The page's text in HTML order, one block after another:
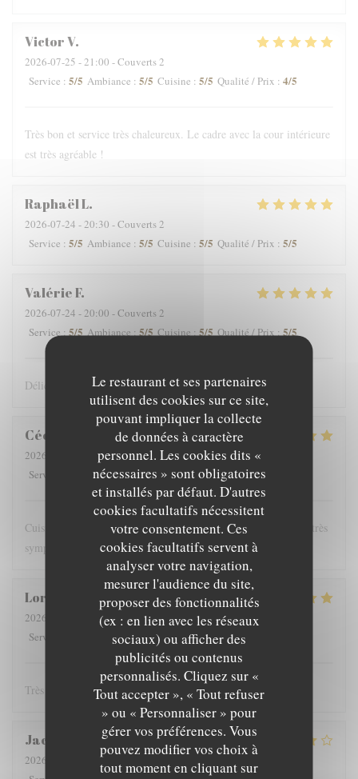
Le restaurant et ses partenaires
utilisent des cookies sur ce site,
pouvant impliquer la collecte
de données à caractère
personnel. Les cookies dits «
nécessaires » sont obligatoires
et installés par défaut. D'autres
cookies facultatifs nécessitent
votre consentement. Ces
cookies facultatifs servent à
analyser votre navigation,
mesurer l'audience du site,
proposer des fonctionnalités
(ex : en lien avec les réseaux
sociaux) ou afficher des
publicités ou contenus
personnalisés. Cliquez sur «
Tout accepter », « Tout refuser
» ou « Personnaliser » pour
gérer vos préférences. Vous
pouvez modifier vos choix à
tout moment en cliquant sur
VictorV
2026-07-25 - 21:00 - Couverts 2
Service : 5/5 Ambiance : 5/5 Cuisine : 5/5 Qualité / Prix : 4/5
Très bon et service très chaleureux. Le cadre avec la cour intérieure
est très agréable !
RaphaëlL
2026-07-24 - 20:30 - Couverts 2
Service : 5/5 Ambiance : 5/5 Cuisine : 5/5 Qualité / Prix : 5/5
ValérieF
2026-07-24 - 20:00 - Couverts 2
Service:5/5 Ambiance:5/5 Cuisine:5/5 Qualité / Prix:5/5
Délicieux comme toujours
Cécile
2026-07-21
- 19:00 - Couverts 2
Service
Ambiance:5/5 Cuisine: 5/5 Qualité / Prix
Cuisine goûteuse produits de saison frais jolies assiettes service très
sympathique bons vins
Lorraine
2026-07-21
- 20:00 - Couverts 2
Service
Ambiance:5/5 Cuisine:5/5 Qualité / Prix
Très bon et service sympa !
Jacques
2026-07-22
- 19:30 - Couverts 2